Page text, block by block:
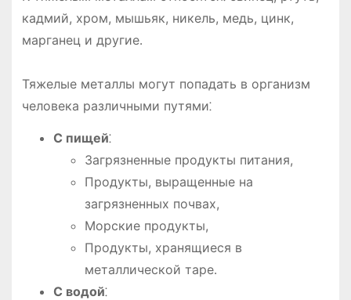
кадмий, хром, мышьяк, никель, медь, цинк,
марганец и другие․
Тяжелые металлы могут попадать в организм
человека различными путями⁚
С пищей⁚
Загрязненные продукты питания,
Продукты, выращенные на
загрязненных почвах,
Морские продукты,
Продукты, хранящиеся в
металлической таре․
С водой⁚